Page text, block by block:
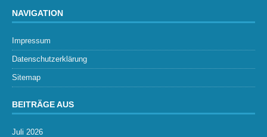
NAVIGATION
Impressum
Datenschutzerklärung
Sitemap
BEITRÄGE AUS
Juli 2026